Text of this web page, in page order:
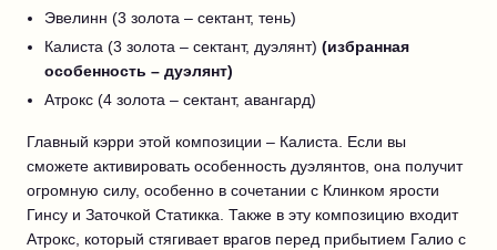
Эвелинн (3 золота – сектант, тень)
Калиста (3 золота – сектант, дуэлянт) (избранная
особенность – дуэлянт)
Атрокс (4 золота – сектант, авангард)
Главный кэрри этой композиции – Калиста. Если вы
сможете активировать особенность дуэлянтов, она получит
огромную силу, особенно в сочетании с Клинком ярости
Гинсу и Заточкой Статикка. Также в эту композицию входит
Атрокс, который стягивает врагов перед прибытием Галио с